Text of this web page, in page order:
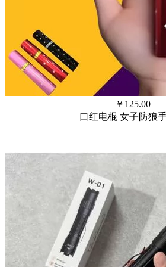
￥ 125.00
口红电棍 女子防狼